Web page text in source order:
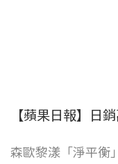
【蘋果日報】日
森歐黎漾「淨平衡